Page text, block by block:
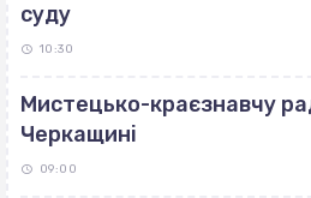
суду
10:30
Мистецько-краєзнавчу
Черкащині
09:00